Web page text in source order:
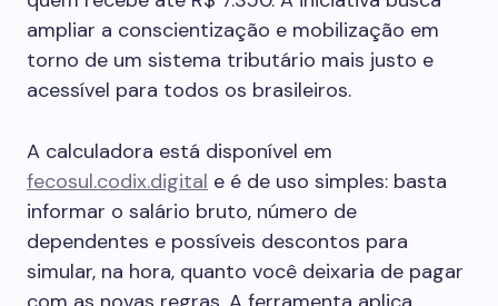
ampliar a conscientização e mobilização em
torno de um sistema tributário mais justo e
acessível para todos os brasileiros.
A calculadora está disponível em
fecosul.codix.digital e é de uso simples: basta
informar o salário bruto, número de
dependentes e possíveis descontos para
simular, na hora, quanto você deixaria de pagar